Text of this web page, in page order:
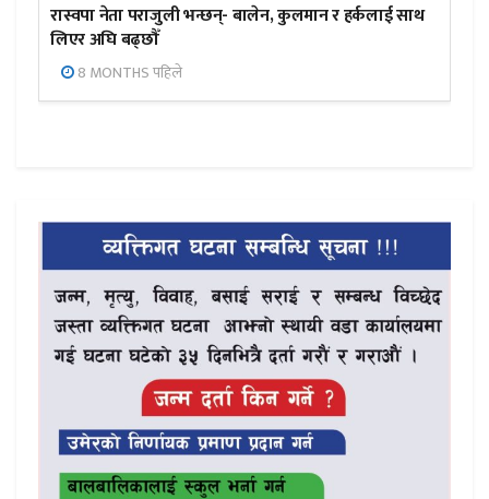
रास्वपा नेता पराजुली भन्छन्- बालेन, कुलमान र हर्कलाई साथ
लिएर अघि बढ्छौँ
8 MONTHS पहिले